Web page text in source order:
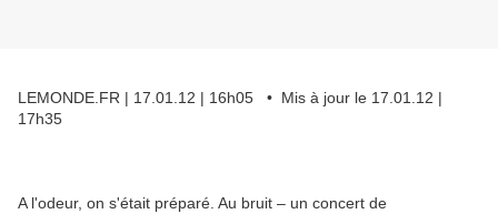
LEMONDE.FR | 17.01.12 | 16h05 • Mis à jour le 17.01.12 |
17h35
A l'odeur, on s'était préparé. Au bruit – un concert de